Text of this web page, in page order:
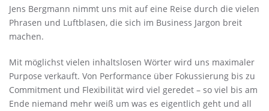
Jens Bergmann nimmt uns mit auf eine Reise durch die vielen
Phrasen und Luftblasen, die sich im Business Jargon breit
machen.
Mit möglichst vielen inhaltslosen Wörter wird uns maximaler
Purpose verkauft. Von Performance über Fokussierung bis zu
Commitment und Flexibilität wird viel geredet – so viel bis am
Ende niemand mehr weiß um was es eigentlich geht und all